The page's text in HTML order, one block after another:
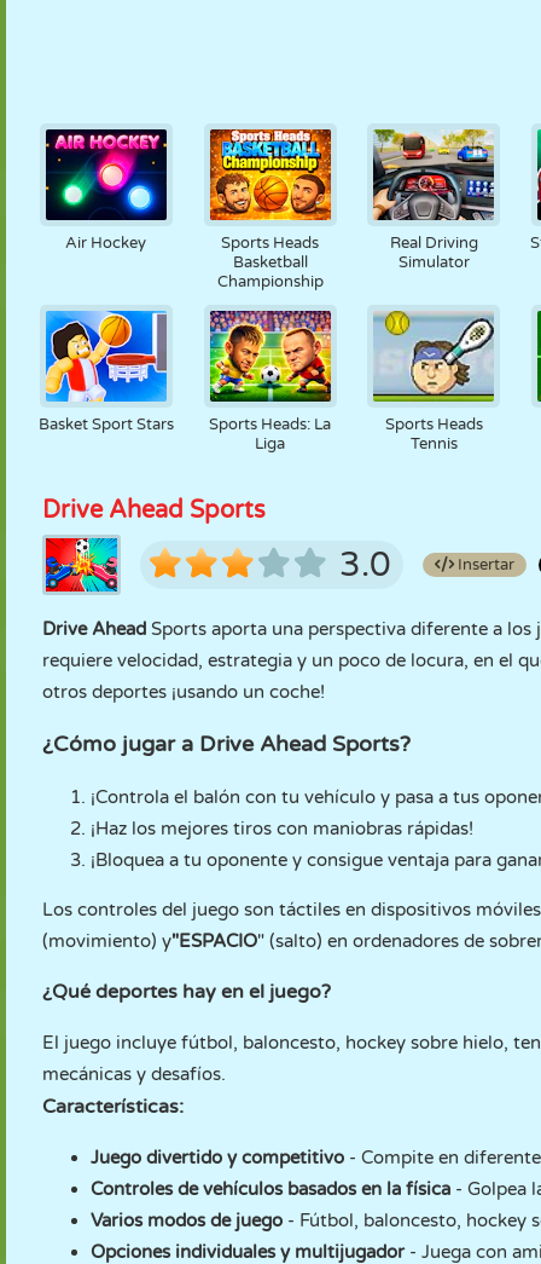
Air Hockey
Sports Heads
Basketball
Championship
Real Driving
Simulator
Basket Sport Stars
Sports Heads: La
Liga
Sports Heads
Tennis
Drive Ahead Sports
3.0 Insertar
Drive Ahead Sports aporta una perspectiva diferente a
requiere velocidad, estrategia y un poco de locura, en el
otros deportes ¡usando un coche!
¿Cómo jugar a Drive Ahead Sports?
¡Controla el balón con tu vehículo y pasa a tus
¡Haz los mejores tiros con maniobras rápidas!
¡Bloquea a tu oponente y consigue ventaja para
Los controles del juego son táctiles en dispositivos
(movimiento) y"ESPACIO" (salto) en ordenadores de
¿Qué deportes hay en el juego?
El juego incluye fútbol, baloncesto, hockey sobre hielo,
mecánicas y desafíos.
Características:
Juego divertido y competitivo - Compite en
Controles de vehículos basados en la física - Golpea
Varios modos de juego - Fútbol, baloncesto, hockey
Opciones individuales y multijugador - Juega con